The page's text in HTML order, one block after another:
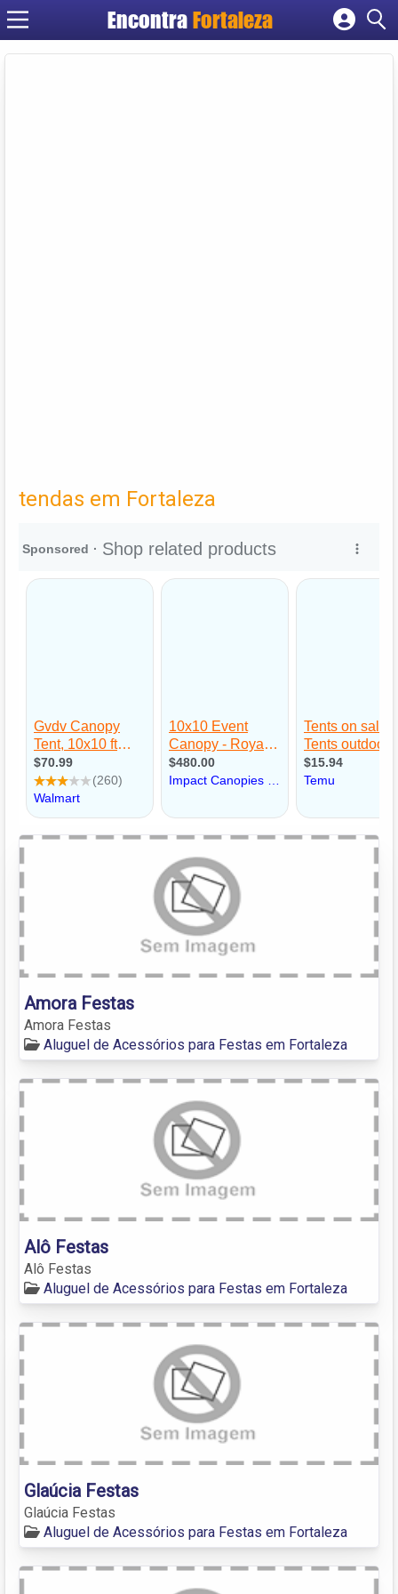
EncontraFortaleza
Cadastrar empresa
tendas em Fortaleza
Amora Festas
Amora Festas
Aluguel de Acessórios para Festas em Fortaleza
Alô Festas
Alô Festas
Aluguel de Acessórios para Festas em Fortaleza
Glaúcia Festas
Glaúcia Festas
Aluguel de Acessórios para Festas em Fortaleza